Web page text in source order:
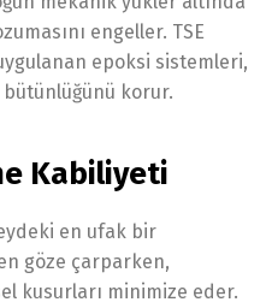
engeller. TSE
epoksi sistemleri,
bütünlüğünü korur.
Kabiliyeti
en ufak bir
göze çarparken,
kusurları minimize eder.